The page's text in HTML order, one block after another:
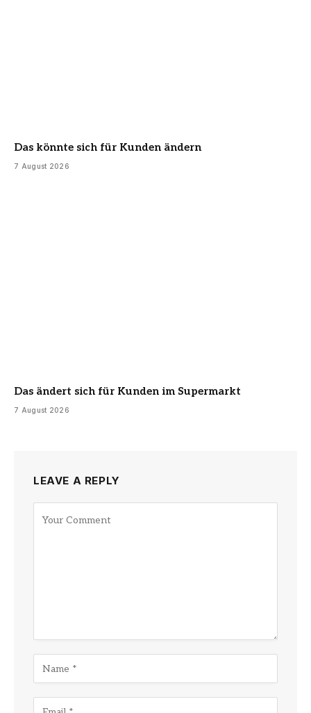
Das könnte sich für Kunden ändern
7 August 2026
Das ändert sich für Kunden im Supermarkt
7 August 2026
LEAVE A REPLY